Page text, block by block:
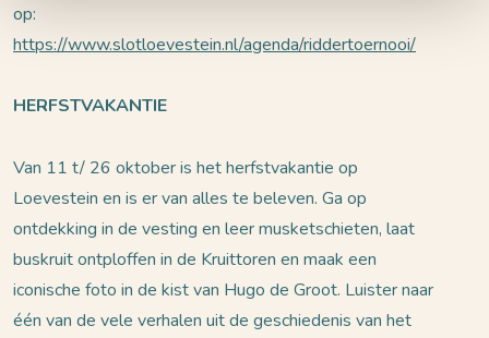
op:
https://www.slotloevestein.nl/agenda/riddertoernooi/
HERFSTVAKANTIE
Van 11 t/ 26 oktober is het herfstvakantie op
Loevestein en is er van alles te beleven. Ga op
ontdekking in de vesting en leer musketschieten, laat
buskruit ontploffen in de Kruittoren en maak een
iconische foto in de kist van Hugo de Groot. Luister naar
één van de vele verhalen uit de geschiedenis van het